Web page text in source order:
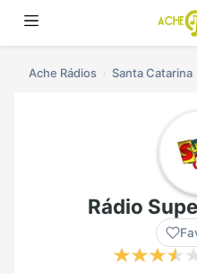
Ache Rádios Santa Catarina
Rádio